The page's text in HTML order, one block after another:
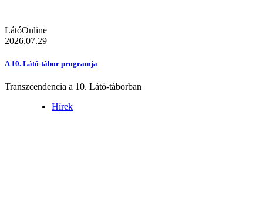
LátóOnline
2026.07.29
A 10. Látó-tábor programja
Transzcendencia a 10. Látó-táborban
Hírek